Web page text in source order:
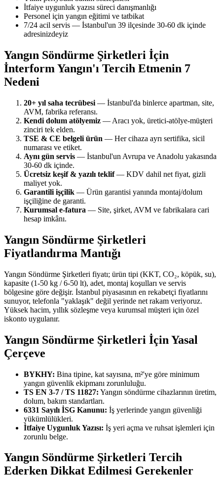
İtfaiye uygunluk yazısı süreci danışmanlığı
Personel için yangın eğitimi ve tatbikat
7/24 acil servis — İstanbul'un 39 ilçesinde 30-60 dk içinde
adresinizdeyiz
Yangın Söndürme Şirketleri İçin
İnterform Yangın'ı Tercih Etmenin 7
Nedeni
20+ yıl saha tecrübesi — İstanbul'da binlerce apartman, site,
AVM, fabrika referansı.
Kendi dolum atölyemiz — Aracı yok, üretici-atölye-müşteri
zinciri tek elden.
TSE & CE belgeli ürün — Her cihaza ayrı sertifika, sicil
numarası ve etiket.
Aynı gün servis — İstanbul'un Avrupa ve Anadolu yakasında
30-60 dk içinde.
Ücretsiz keşif & yazılı teklif— KDV dahil net fiyat, gizli
maliyet yok.
Garantili işçilik — Ürün garantisi yanında montaj/dolum
işçiliğine de garanti.
Kurumsal e-fatura — Site, şirket, AVM ve fabrikalara cari
hesap imkânı.
Yangın Söndürme Şirketleri
Fiyatlandırma Mantığı
Yangın Söndürme Şirketleri fiyatı; ürün tipi (KKT, CO₂, köpük, su),
kapasite (1-50 kg / 6-50 lt), adet, montaj koşulları ve servis
bölgesine göre değişir. İstanbul piyasasının en rekabetçi fiyatlarını
sunuyor, telefonla "yaklaşık" değil yerinde net rakam veriyoruz.
Yüksek hacim, yıllık sözleşme veya kurumsal müşteri için özel
iskonto uygulanır.
Yangın Söndürme Şirketleri İçin Yasal
Çerçeve
BYKHY: Bina tipine, kat sayısına, m²'ye göre minimum
yangın güvenlik ekipmanı zorunluluğu.
TS EN 3-7 / TS 11827: Yangın söndürme cihazlarının üretim,
dolum, bakım standartları.
6331 Sayılı İSG Kanunu: İş yerlerinde yangın güvenliği
yükümlülükleri.
İtfaiye Uygunluk Yazısı: İş yeri açma ve ruhsat işlemleri için
zorunlu belge.
Yangın Söndürme Şirketleri Tercih
Ederken Dikkat Edilmesi Gerekenler